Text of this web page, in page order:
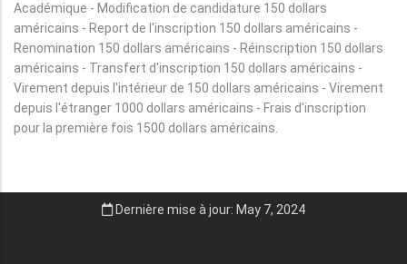
Académique - Modification de candidature 150 dollars
américains - Report de l'inscription 150 dollars américains -
Renomination 150 dollars américains - Réinscription 150 dollars
américains - Transfert d'inscription 150 dollars américains -
Virement depuis l'intérieur de 150 dollars américains - Virement
depuis l'étranger 1000 dollars américains - Frais d'inscription
pour la première fois 1500 dollars américains.
Dernière mise à jour: May 7, 2024